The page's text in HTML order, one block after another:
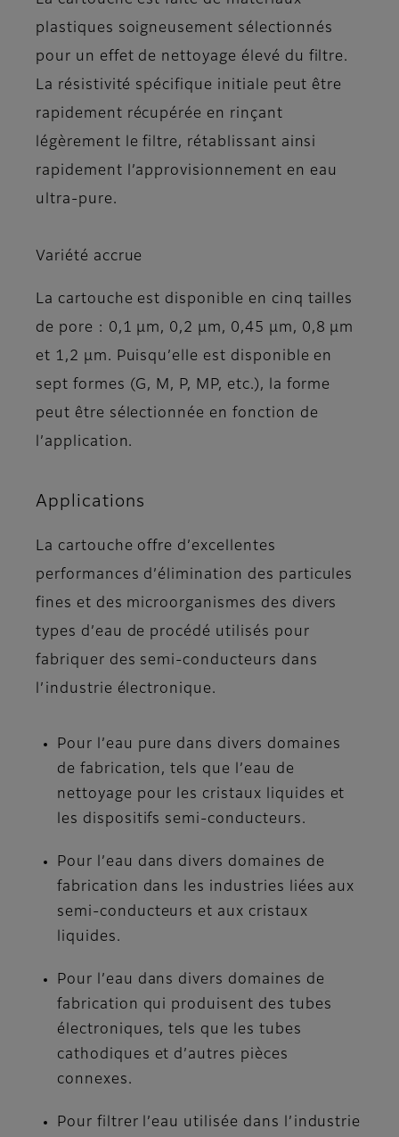
plastiques soigneusement sélectionnés
pour un effet de nettoyage élevé du filtre.
La résistivité spécifique initiale peut être
rapidement récupérée en rinçant
légèrement le filtre, rétablissant ainsi
rapidement l’approvisionnement en eau
ultra-pure.
Variété accrue
La cartouche est disponible en cinq tailles
de pore : 0,1 µm, 0,2 µm, 0,45 µm, 0,8 µm
et 1,2 µm. Puisqu’elle est disponible en
sept formes (G, M, P, MP, etc.), la forme
peut être sélectionnée en fonction de
l’application.
Applications
La cartouche offre d’excellentes
performances d’élimination des particules
fines et des microorganismes des divers
types d’eau de procédé utilisés pour
fabriquer des semi-conducteurs dans
l’industrie électronique.
Pour l’eau pure dans divers domaines
de fabrication, tels que l’eau de
nettoyage pour les cristaux liquides et
les dispositifs semi-conducteurs.
Pour l’eau dans divers domaines de
fabrication dans les industries liées aux
semi-conducteurs et aux cristaux
liquides.
Pour l’eau dans divers domaines de
fabrication qui produisent des tubes
électroniques, tels que les tubes
cathodiques et d’autres pièces
connexes.
Pour filtrer l’eau utilisée dans l’industrie